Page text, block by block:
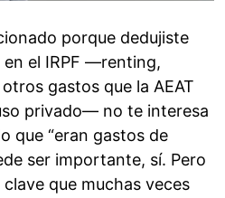
porque dedujiste
el IRPF —renting,
gastos que la AEAT
privado— no te interesa
que “eran gastos de
ser importante, sí. Pero
que muchas veces